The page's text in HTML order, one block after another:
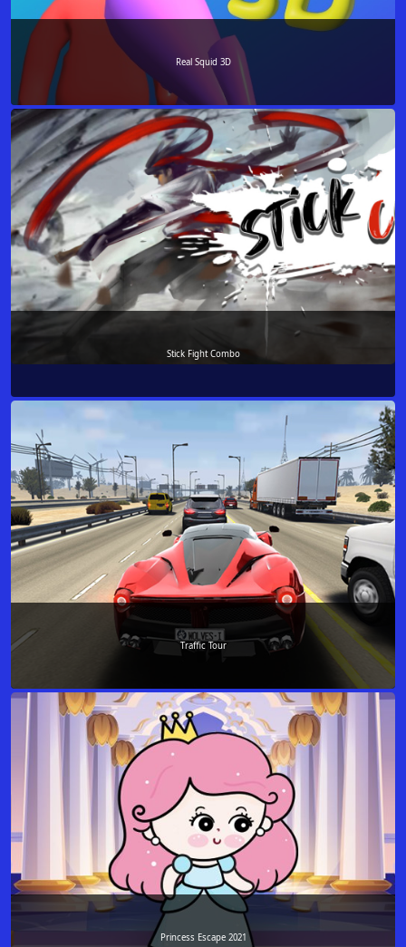
Real Squid 3D
Stick Fight Combo
Traffic Tour
Princess Escape 2021